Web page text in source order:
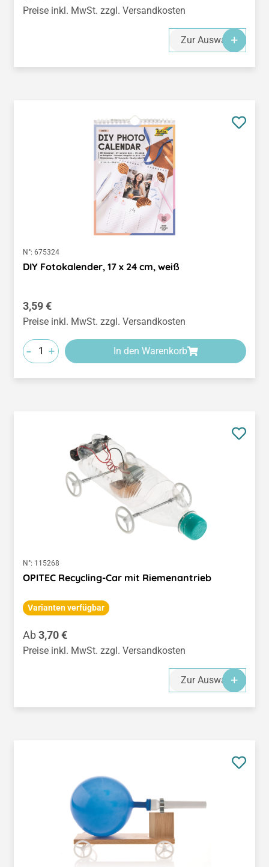
Preise inkl. MwSt. zzgl. Versandkosten
Zur Auswahl
N°: 675324
DIY Fotokalender, 17 x 24 cm, weiß
Regulärer Preis:
3,59 €
Preise inkl. MwSt. zzgl. Versandkosten
- + In den Warenkorb
N°: 115268
OPITEC Recycling-Car mit Riemenantrieb
Varianten verfügbar
Regulärer Preis:
Ab3,70 €
Preise inkl. MwSt. zzgl. Versandkosten
Zur Auswahl